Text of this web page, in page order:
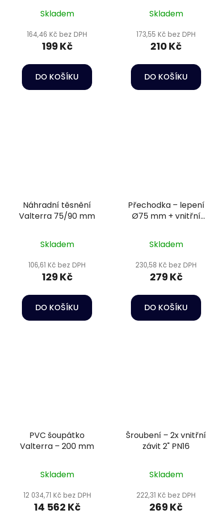
Skladem
164,46 Kč bez DPH
199 Kč
DO KOŠÍKU
Skladem
173,55 Kč bez DPH
210 Kč
DO KOŠÍKU
Náhradní těsnění
Valterra 75/90 mm
Skladem
106,61 Kč bez DPH
129 Kč
DO KOŠÍKU
Přechodka – lepení
Ø75 mm + vnitřní
Skladem
230,58 Kč bez DPH
279 Kč
DO KOŠÍKU
PVC šoupátko
Valterra – 200 mm
Skladem
12 034,71 Kč bez DPH
14 562 Kč
Šroubení – 2x vnitřní
závit 2" PN16
Skladem
222,31 Kč bez DPH
269 Kč